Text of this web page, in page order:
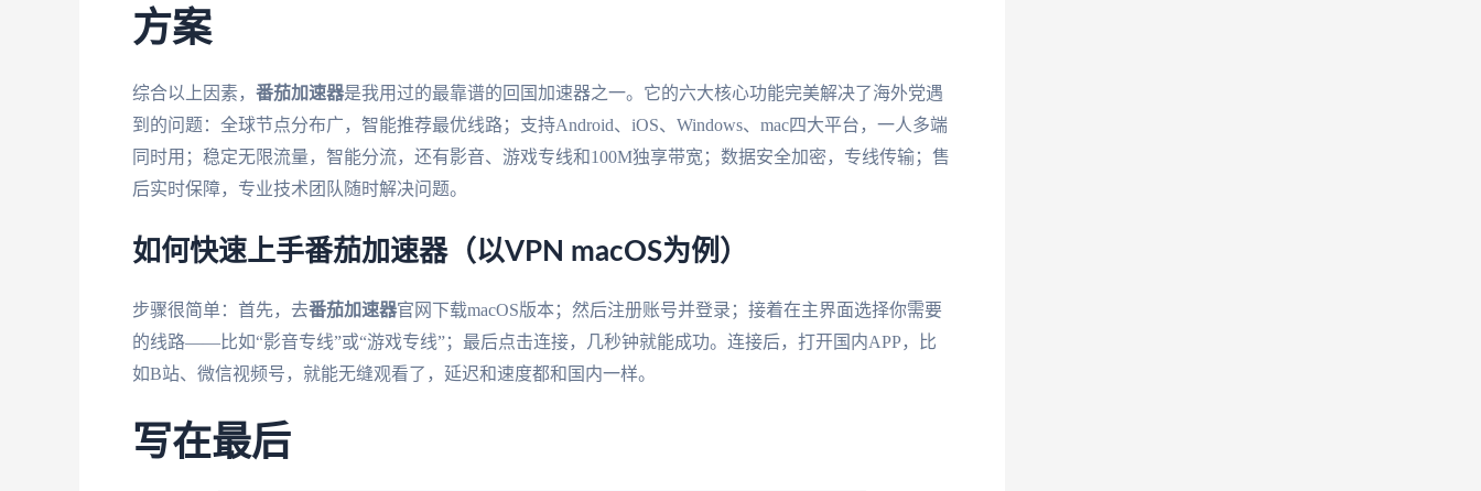
方案
综合以上因素， 番茄加速器是我用过的最靠谱的回国加速器之一。它的六大核心功能完美解决了海外党遇
到的问题：全球节点分布广，智能推荐最优线路；支持Android、iOS、Windows、mac四大平台，一人多端
同时用；稳定无限流量，智能分流，还有影音、游戏专线和100M独享带宽；数据安全加密，专线传输；售
后实时保障，专业技术团队随时解决问题。
如何快速上手番茄加速器（以VPN macOS为例）
步骤很简单：首先，去番茄加速器官网下载macOS版本；然后注册账号并登录；接着在主界面选择你需要
的线路——比如“影音专线”或“游戏专线”；最后点击连接，几秒钟就能成功。连接后，打开国内APP，比
如B站、微信视频号，就能无缝观看了，延迟和速度都和国内一样。
写在最后